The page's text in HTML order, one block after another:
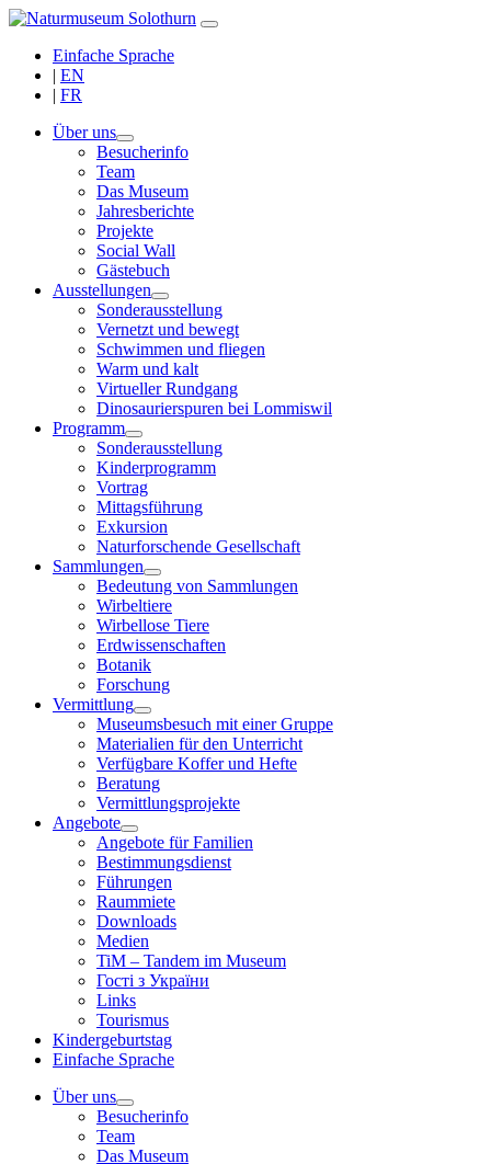
Einfache Sprache
| EN
| FR
Über uns
Besucherinfo
Team
Das Museum
Jahresberichte
Projekte
Social Wall
Gästebuch
Ausstellungen
Sonderausstellung
Vernetzt und bewegt
Schwimmen und fliegen
Warm und kalt
Virtueller Rundgang
Dinosaurierspuren bei Lommiswil
Programm
Sonderausstellung
Kinderprogramm
Vortrag
Mittagsführung
Exkursion
Naturforschende Gesellschaft
Sammlungen
Bedeutung von Sammlungen
Wirbeltiere
Wirbellose Tiere
Erdwissenschaften
Botanik
Forschung
Vermittlung
Museumsbesuch mit einer Gruppe
Materialien für den Unterricht
Verfügbare Koffer und Hefte
Beratung
Vermittlungsprojekte
Angebote
Angebote für Familien
Bestimmungsdienst
Führungen
Raummiete
Downloads
Medien
TiM – Tandem im Museum
Гості з України
Links
Tourismus
Kindergeburtstag
Einfache Sprache
Über uns
Besucherinfo
Team
Das Museum